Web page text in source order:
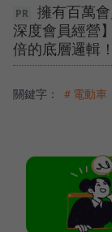
擁有百萬
深度會員經營
倍的底層邏輯！
關鍵字： ＃電動車